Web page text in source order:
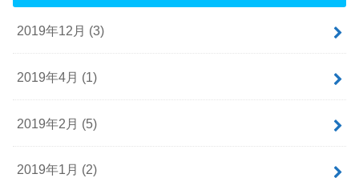
2019年12月 (3)
2019年4月 (1)
2019年2月 (5)
2019年1月 (2)